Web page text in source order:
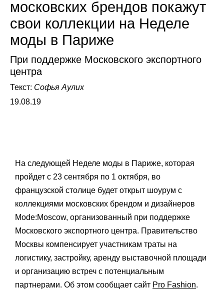
московских брендов покажут
свои коллекции на Неделе
моды в Париже
При поддержке Московского экспортного
центра
Текст: Софья Аулих
19.08.19
На следующей Неделе моды в Париже, которая
пройдет с 23 сентября по 1 октября, во
французской столице будет открыт шоурум с
коллекциями московских брендом и дизайнеров
Mode:Moscow, организованный при поддержке
Московского экспортного центра. Правительство
Москвы компенсирует участникам траты на
логистику, застройку, аренду выставочной площади
и организацию встреч с потенциальным
партнерами. Об этом сообщает сайт Pro Fashion.